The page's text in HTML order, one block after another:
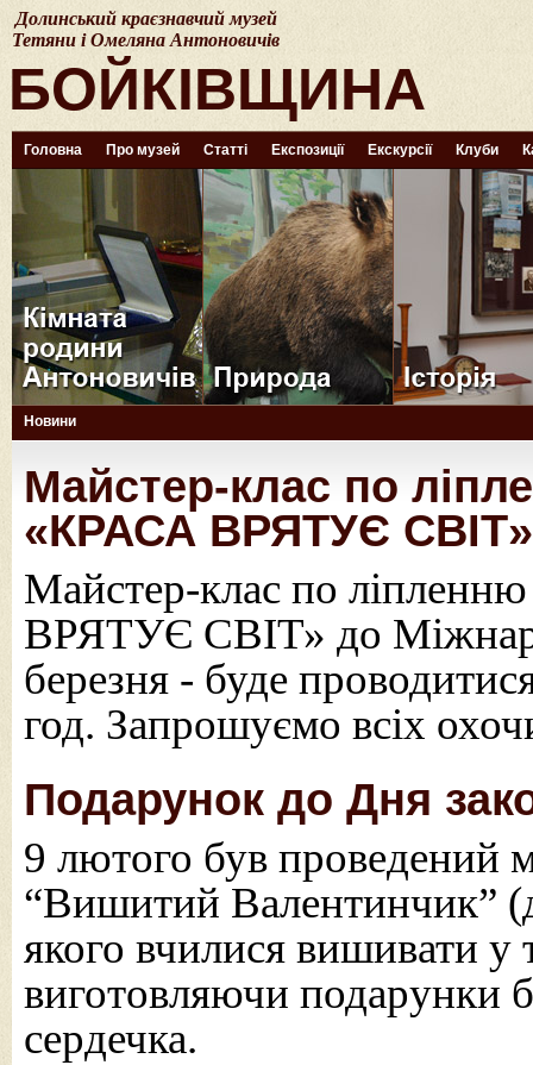
Долинський краєзнавчий музей
Тетяни і Омеляна Антоновичів
БОЙКІВЩИНА
Головна Про музей Статті Експозиції Екскурсії Клуби
Новини
Майстер-клас по
«КРАСА ВРЯТУЄ СВІТ»
Майстер-клас по
ВРЯТУЄ СВІТ» до
березня - буде
год. Запрошуємо всіх
Подарунок до Дня
9 лютого був проведений
“Вишитий Валентинчик”
якого вчилися вишивати у
виготовляючи подарунки
сердечка.